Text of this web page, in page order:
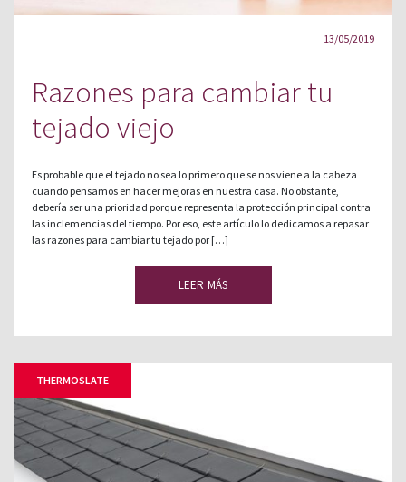
13/05/2019
Razones para cambiar tu
tejado viejo
Es probable que el tejado no sea lo primero que se nos viene a la cabeza
cuando pensamos en hacer mejoras en nuestra casa. No obstante,
debería ser una prioridad porque representa la protección principal contra
las inclemencias del tiempo. Por eso, este artículo lo dedicamos a repasar
las razones para cambiar tu tejado por […]
LEER MÁS
THERMOSLATE